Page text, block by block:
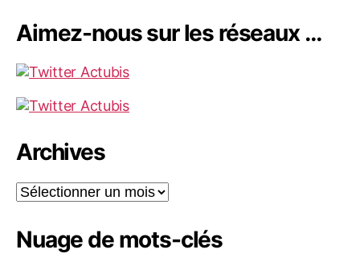
Aimez-nous sur les réseaux …
Archives
Archives
Nuage de mots-clés